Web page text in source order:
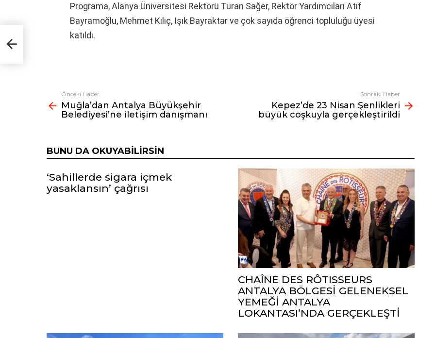
Programa, Alanya Üniversitesi Rektörü Turan Sağer, Rektör Yardımcıları Atıf
Bayramoğlu, Mehmet Kılıç, Işık Bayraktar ve çok sayıda öğrenci topluluğu üyesi
katıldı.
Fazlasına
bak
Önceki Haber
Muğla’dan Antalya Büyükşehir
Belediyesi’ne iletişim danışmanı
Sonraki Haber
Kepez’de 23 Nisan Şenlikleri
büyük coşkuyla gerçekleştirildi
BUNU DA OKUYABILIRSIN
‘Sahillerde sigara içmek
yasaklansın’ çağrısı
CHAÎNE DES RÔTISSEURS
ANTALYA BÖLGESİ GELENEKSEL
YEMEĞİ ANTALYA
LOKANTASI’NDA GERÇEKLEŞTİ